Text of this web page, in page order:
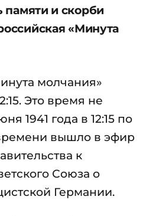
и скорби
«Минута
молчания»
Это время не
1941 года в 12:15 по
вышло в эфир
к
Союза о
Германии.